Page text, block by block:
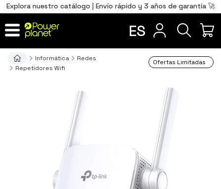
Explora nuestro catálogo | Envío rápido y 3 años de garantía 🚀
ES
Informática
Redes
Repetidores Wifi
Ofertas Limitadas
Total 0,00€
IR AL CARRITO
Português
PT
FR